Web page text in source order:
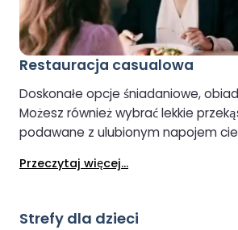
bezalkoholowych i napojów po
również specjalne menu dla dzieci.
Restauracja casualowa
Doskonałe opcje śniadaniowe,
Możesz również wybrać lekkie
podawane z ulubionym napojem
Przeczytaj więcej...
Strefy dla dzieci